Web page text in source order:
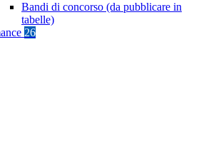
Bandi di concorso (da pubblicare in
tabelle)
26